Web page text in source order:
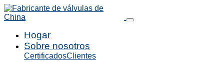
Hogar
Sobre nosotros
CertificadosClientes